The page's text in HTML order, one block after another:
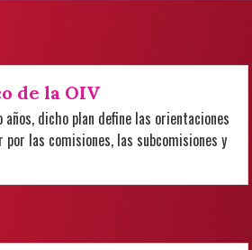
de la OIV
años, dicho plan define las orientaciones
las comisiones, las subcomisiones y